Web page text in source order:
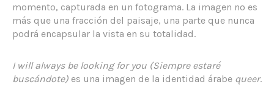
momento, capturada en un fotograma. La imagen no es
más que una fracción del paisaje, una parte que nunca
podrá encapsular la vista en su totalidad.
I will always be looking for you (Siempre estaré
buscándote) es una imagen de la identidad árabe queer.